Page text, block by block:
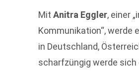
MitAnitra Eggler, einer
Kommunikation“, werde
in Deutschland,
scharfzüngig werde